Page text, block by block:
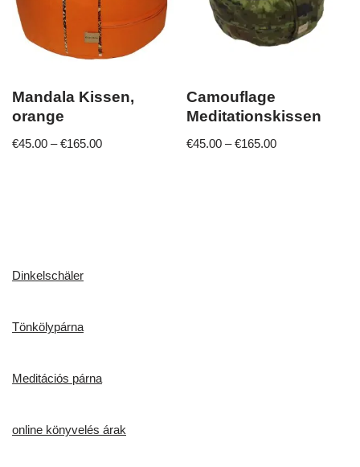
Mandala Kissen,
orange
€45.00 –€165.00
Camouflage
Meditationskissen
€45.00 –€165.00
Dinkelschäler
Tönkölypárna
Meditációs párna
online könyvelés árak